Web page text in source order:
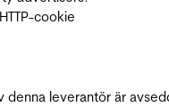
cookie
denna leverantör är